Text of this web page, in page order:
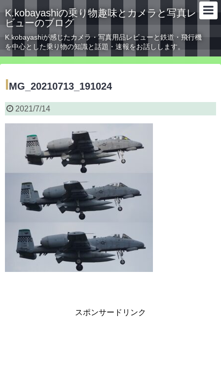
K.kobayashiの乗り物趣味とカメラと写真レ
ビューのブログ
K.kobayashiが感じたカメラ・写真用品レビューと鉄道・飛行機
を中心とした乗り物の知識と話題・速報をお話しします。
IMG_20210713_191024
2021/7/14
スポンサードリンク